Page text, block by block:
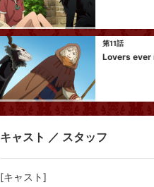
第11話
Lovers ever
キャスト ／ スタッフ
[キャスト]